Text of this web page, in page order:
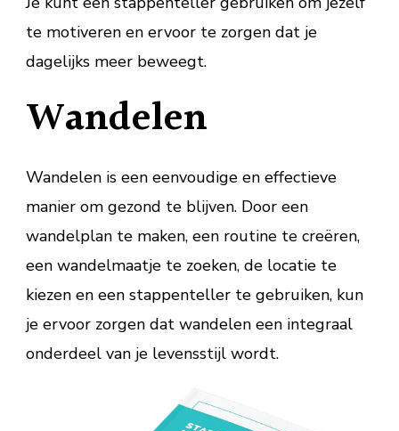
te motiveren en ervoor te zorgen dat je
dagelijks meer beweegt.
Wandelen
Wandelen is een eenvoudige en effectieve
manier om gezond te blijven. Door een
wandelplan te maken, een routine te creëren,
een wandelmaatje te zoeken, de locatie te
kiezen en een stappenteller te gebruiken, kun
je ervoor zorgen dat wandelen een integraal
onderdeel van je levensstijl wordt.